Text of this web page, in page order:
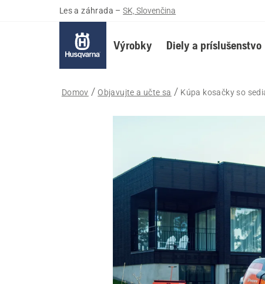
Les a záhrada – SK, Slovenčina
Výrobky Diely a príslušenstvo
Domov Objavujte a učte sa Kúpa kosačky so